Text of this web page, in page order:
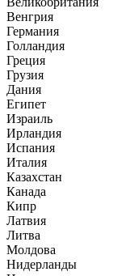
Венгрия
Германия
Голландия
Греция
Грузия
Дания
Египет
Израиль
Ирландия
Испания
Италия
Казахстан
Канада
Кипр
Латвия
Литва
Молдова
Нидерланды